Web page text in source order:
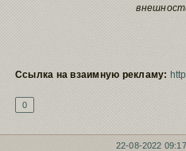
Ссылка на взаимную рекламу:
0
22-08-2022